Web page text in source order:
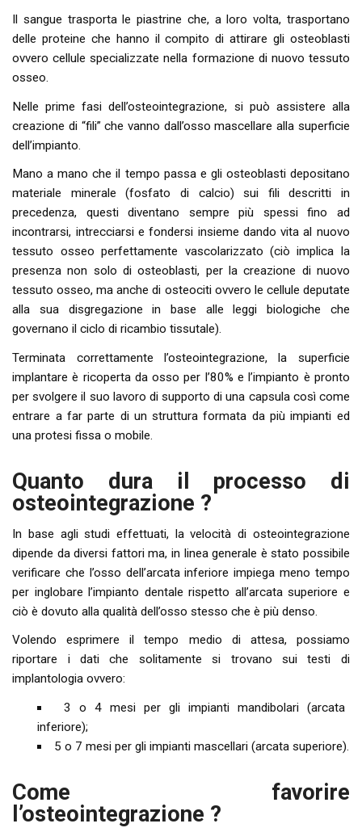
Il sangue trasporta le piastrine che, a loro volta, trasportano
delle proteine che hanno il compito di attirare gli osteoblasti
ovvero cellule specializzate nella formazione di nuovo tessuto
osseo.
Nelle prime fasi dell’osteointegrazione, si può assistere alla
creazione di “fili” che vanno dall’osso mascellare alla superficie
dell’impianto.
Mano a mano che il tempo passa e gli osteoblasti depositano
materiale minerale (fosfato di calcio) sui fili descritti in
precedenza, questi diventano sempre più spessi fino ad
incontrarsi, intrecciarsi e fondersi insieme dando vita al nuovo
tessuto osseo perfettamente vascolarizzato (ciò implica la
presenza non solo di osteoblasti, per la creazione di nuovo
tessuto osseo, ma anche di osteociti ovvero le cellule deputate
alla sua disgregazione in base alle leggi biologiche che
governano il ciclo di ricambio tissutale).
Terminata correttamente l’osteointegrazione, la superficie
implantare è ricoperta da osso per l’80% e l’impianto è pronto
per svolgere il suo lavoro di supporto di una capsula così come
entrare a far parte di un struttura formata da più impianti ed
una protesi fissa o mobile.
Quanto dura il processo di
osteointegrazione ?
In base agli studi effettuati, la velocità di osteointegrazione
dipende da diversi fattori ma, in linea generale è stato possibile
verificare che l’osso dell’arcata inferiore impiega meno tempo
per inglobare l’impianto dentale rispetto all’arcata superiore e
ciò è dovuto alla qualità dell’osso stesso che è più denso.
Volendo esprimere il tempo medio di attesa, possiamo
riportare i dati che solitamente si trovano sui testi di
implantologia ovvero:
3 o 4 mesi per gli impianti mandibolari (arcata
inferiore);
5 o 7 mesi per gli impianti mascellari (arcata superiore).
Come favorire
l’osteointegrazione ?